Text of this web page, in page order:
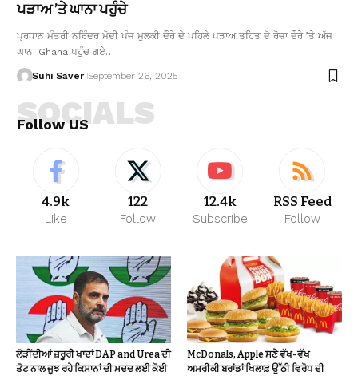
ਪੜਾਅ ’ਤੇ ਘਾਨਾ ਪਹੁੰਚੇ
ਪ੍ਰਧਾਨ ਮੰਤਰੀ ਨਰਿੰਦਰ ਮੋਦੀ ਪੰਜ ਮੁਲਕੀ ਦੌਰੇ ਦੇ ਪਹਿਲੇ ਪੜਾਅ ਤਹਿਤ ਦੋ ਰੋਜ਼ਾ ਦੌਰੇ ’ਤੇ ਅੱਜ
ਘਾਨਾ Ghana ਪਹੁੰਚ ਗਏ…
Suhi Saver September 26, 2025
Follow US
SOCIALS
4.9k
Like
122
Follow
12.4k
Subscribe
RSS Feed
Follow
ਲੋੜੀਂਦੀਆਂ ਜ਼ਰੂਰੀ ਖਾਦਾਂ DAP and Urea ਦੀ
ਤੋਟ ਨਾਲ ਜੂਝ ਰਹੇ ਕਿਸਾਨਾਂ ਦੀ ਮਦਦ ਲਈ ਕੋਈ
McDonals, Apple ਸਣੇ ਵੱਖ-ਵੱਖ
ਅਮਰੀਕੀ ਬਰਾਂਡਾਂ ਖਿਲਾਫ਼ ਉੱਠੀ ਵਿਰੋਧ ਦੀ